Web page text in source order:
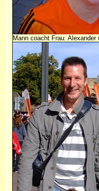
Mann coacht Frau: Alexander